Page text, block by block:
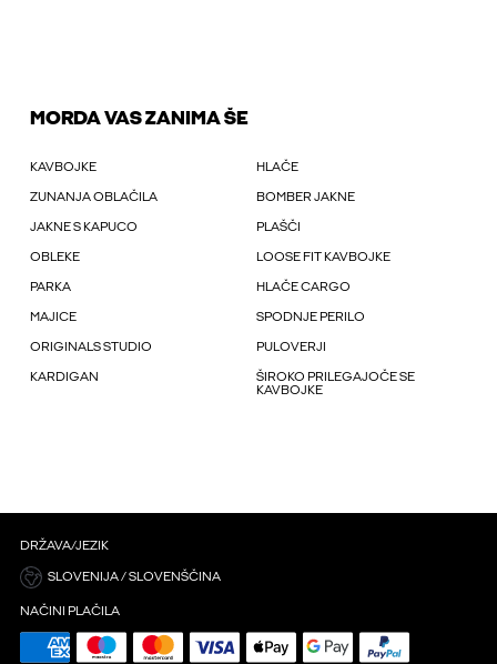
MORDA VAS ZANIMA ŠE
KAVBOJKE HLAČE
ZUNANJA OBLAČILA BOMBER JAKNE
JAKNE S KAPUCO PLAŠČI
OBLEKE LOOSE FIT KAVBOJKE
PARKA HLAČE CARGO
MAJICE SPODNJE PERILO
ORIGINALS STUDIO PULOVERJI
KARDIGAN
ŠIROKO PRILEGAJOČE SE
KAVBOJKE
DRŽAVA/JEZIK
SLOVENIJA / SLOVENŠČINA
NAČINI PLAČILA